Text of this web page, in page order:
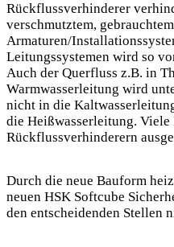
Rückflussverhinderer
verschmutztem,
Armaturen/
Leitungssystemen wird so
Auch der Querfluss z.B. in
Warmwasserleitung wird
nicht in die
die Heißwasserleitung.
Rückflussverhinderern
Durch die neue Bauform
neuen HSK Softcube
den entscheidenden Stellen